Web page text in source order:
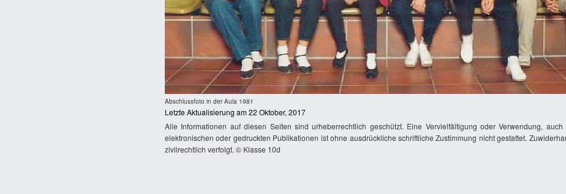
Abschlussfoto in der Aula 1981
Letzte Aktualisierung am 22 Oktober, 2017
Alle Informationen auf diesen Seiten sind urheberrechtlich geschützt. Eine Vervielfältigung oder Verwendung,
elektronischen oder gedruckten Publikationen ist ohne ausdrückliche schriftliche Zustimmung nicht gestattet.
zivilrechtlich verfolgt. © Klasse 10d